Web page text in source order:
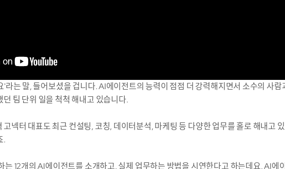
'라는 말, 들어보셨을 겁니다. AI에이전트의 능력이 점점 더 강력해지면서 소수의 사
팀 단위 일을 척척 해내고 있습니다.
넥터 대표도 최근 컨설팅, 코칭, 데이터분석, 마케팅 등 다양한 업무를 홀로 해내고
.
는 12개의 AI에이전트를 소개하고, 실제 업무하는 방법을 시연한다고 하는데요, AI에